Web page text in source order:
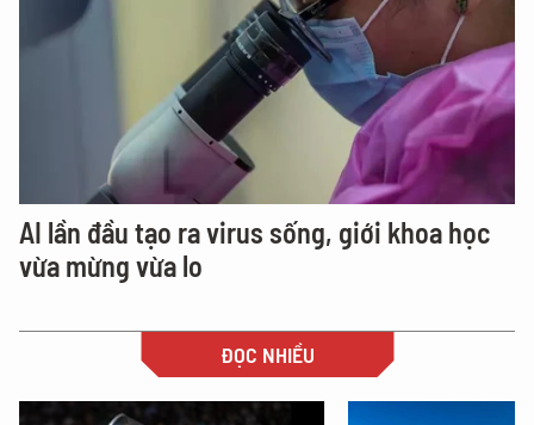
AI lần đầu tạo ra virus sống, giới khoa học
vừa mừng vừa lo
ĐỌC NHIỀU